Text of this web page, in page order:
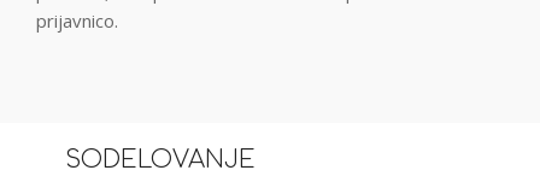
prijavnico.
SODELOVANJE